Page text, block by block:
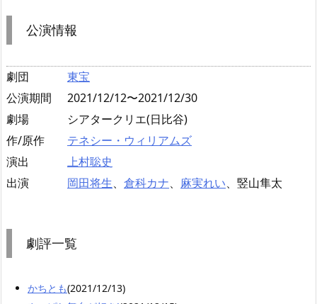
公演情報
劇団
東宝
公演期間
2021/12/12〜2021/12/30
劇場
シアタークリエ(日比谷)
作/原作
テネシー・ウィリアムズ
演出
上村聡史
出演
岡田将生、 倉科カナ、 麻実れい、竪山隼太
劇評一覧
かちとも(2021/12/13)